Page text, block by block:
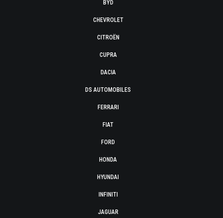
BYD
CHEVROLET
CITROËN
CUPRA
DACIA
DS AUTOMOBILES
FERRARI
FIAT
FORD
HONDA
HYUNDAI
INFINITI
JAGUAR